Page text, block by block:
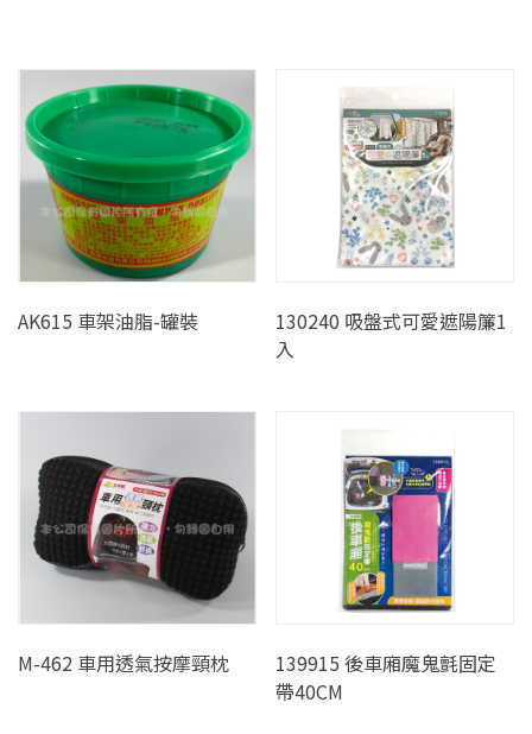
AK615 車架油脂-罐裝
130240 吸盤式可愛遮陽簾1
入
M-462 車用透氣按摩頸枕
139915 後車廂魔鬼氈固定
帶40CM